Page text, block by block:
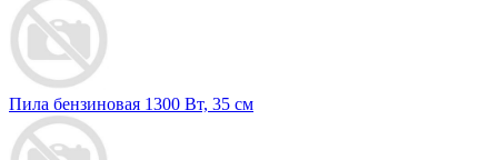
Пила бензиновая 1300 Вт, 35 см